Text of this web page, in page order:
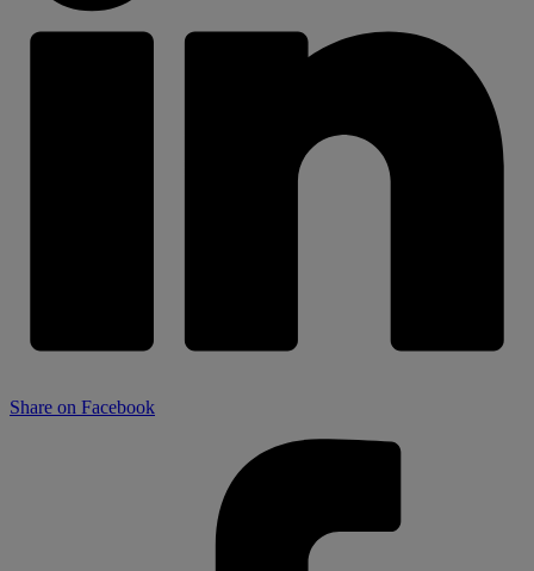
Share on Facebook